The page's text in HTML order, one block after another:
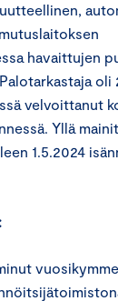
havaittujen
oli
velvoittanut
Yllä
1.5.2024